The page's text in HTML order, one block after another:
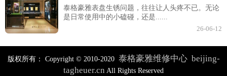
泰格豪雅表盘生锈问题，往往让人头疼不已。无论
是日常使用中的小磕碰，还是......
26-06-12
版权所有： Copyright © 2010-2020 泰格豪雅维修中心 beijing-
tagheuer.cn All Rights Reserved